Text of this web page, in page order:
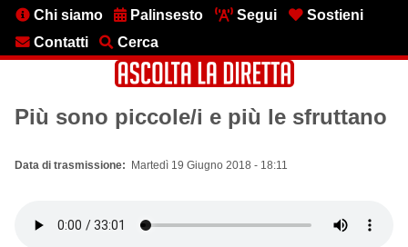
MenuChi siamo Palinsesto Segui
Sostieni
Contatti
Cerca
Più sono piccole/i e più le sfruttano
Data di trasmissione Martedì 19 Giugno 2018 - 18:11